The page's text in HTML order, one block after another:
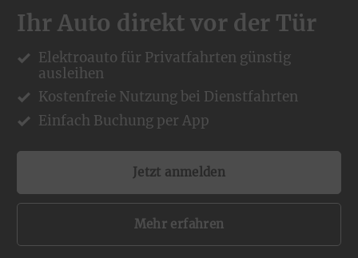
Ihr Auto direkt vor der Tür
Elektroauto für Privatfahrten günstig
ausleihen
Kostenfreie Nutzung bei Dienstfahrten
Einfach Buchung per App
Jetzt anmelden
Mehr erfahren